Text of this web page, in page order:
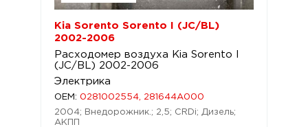
Kia Sorento Sorento I (JC/BL)
2002-2006
Расходомер воздуха Kia Sorento I
(JC/BL) 2002-2006
Электрика
OEM: 0281002554, 281644A000
2004; Внедорожник.; 2,5; CRDi; Дизель;
АКПП